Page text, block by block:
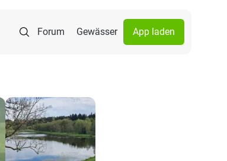
Forum Gewässer App laden